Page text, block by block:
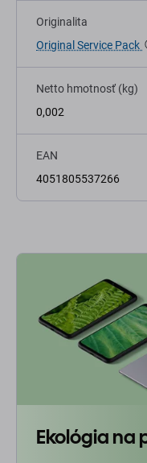
Originalita
Original Service Pack
Netto hmotnosť (kg)
0,002
EAN
4051805537266
Ekológia na